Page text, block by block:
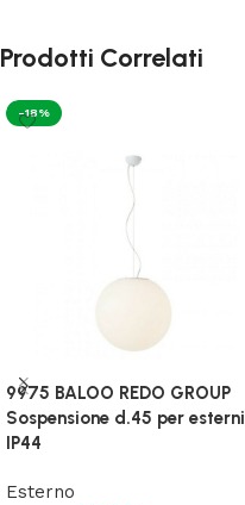
Prodotti Correlati
-18%
9975 BALOO REDO GROUP
Sospensione d.45 per esterni
IP44
Esterno